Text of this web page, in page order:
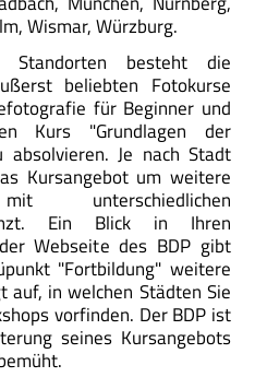
Wismar, Würzburg.
Standorten besteht die
beliebten Fotokurse
für Beginner und
Kurs "Grundlagen der
Je nach Stadt
Kursangebot um weitere
unterschiedlichen
Ein Blick in Ihren
Webseite des BDP gibt
"Fortbildung" weitere
auf, in welchen Städten Sie
vorfinden. Der BDP ist
seines Kursangebots